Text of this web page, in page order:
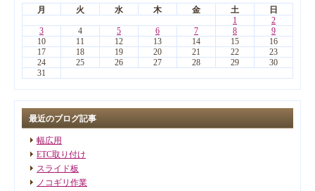
月
火 水 木 金 土
日
1
2
3
4 5 6 7 8
9
10
11 12 13 14 15
16
17
18 19 20 21 22
23
24
25 26 27 28 29
30
31
最近のブログ記事
幅広用
ETC取り付け
スライド板
ノコギリ作業